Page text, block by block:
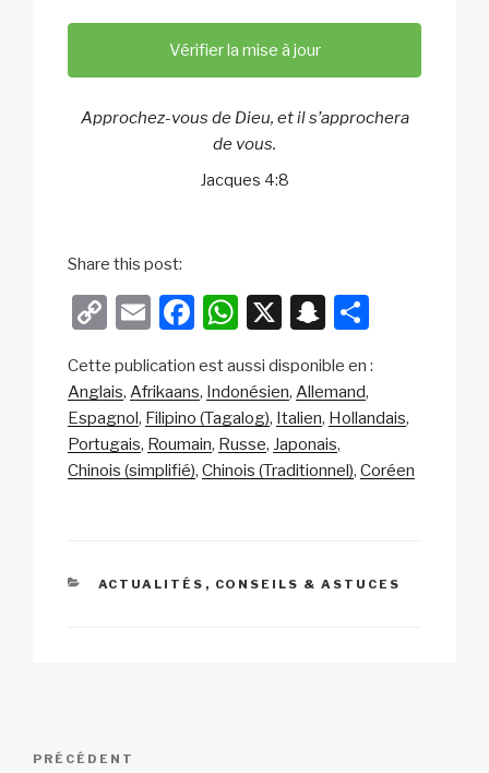
Vérifier la mise à jour
Approchez-vous de Dieu, et il s’approchera
de vous.
Jacques 4:8
Share this post:
C
p
y
Li
n
E
ail
F
c
e
b
o
W
at
s
A
p
X
S
a
p
c
h
ta
g
Cette publication est aussi disponible en :
Anglais Afrikaans Indonésien Allemand
Espagnol Filipino (Tagalog) Italien Hollandais
Portugais Roumain Russe Japonais
Chinois (simplifié) Chinois (Traditionnel) Coréen
CATÉGORIES
ACTUALITÉS , CONSEILS & ASTUCES
Navigation
Article
PRÉCÉDENT